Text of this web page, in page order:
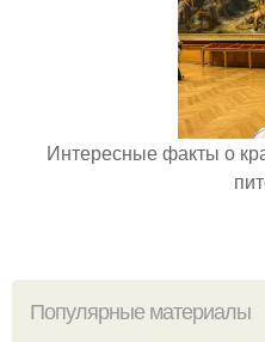
Интересные факты о
Популярные материалы